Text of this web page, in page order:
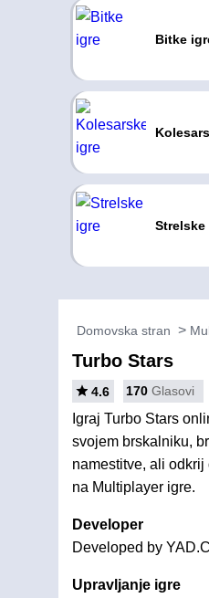
Bitke
Strelske
Domovska stran
Turbo Stars
4.6 170 Glasovi
Igraj Turbo Stars
svojem brskalniku,
namestitve, ali
na Multiplayer igre.
Developer
Developed by
Upravljanje igre